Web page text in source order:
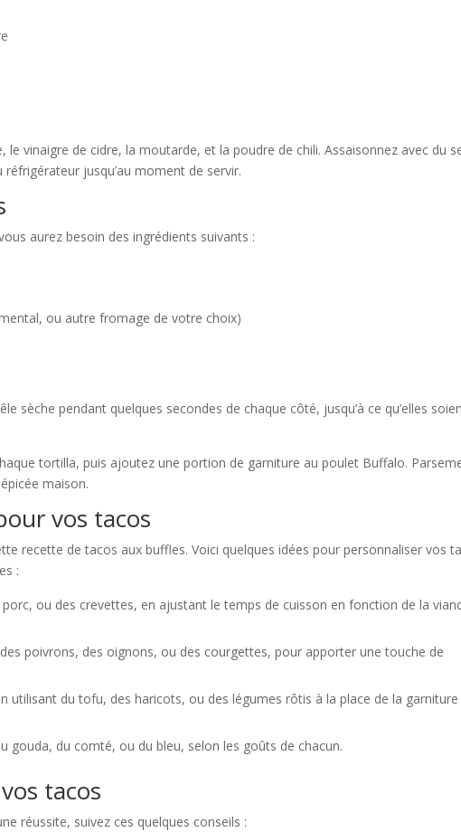
le vinaigre de cidre, la moutarde, et la poudre de chili. Assaisonnez avec du
jusqu’au moment de servir.
aurez besoin des ingrédients suivants :
ou autre fromage de votre choix)
sèche pendant quelques secondes de chaque côté, jusqu’à ce qu’elles
tortilla, puis ajoutez une portion de garniture au poulet Buffalo.
maison.
vos tacos
recette de tacos aux buffles. Voici quelques idées pour personnaliser vos
:
ou des crevettes, en ajustant le temps de cuisson en fonction de la
poivrons, des oignons, ou des courgettes, pour apporter une touche de
utilisant du tofu, des haricots, ou des légumes rôtis à la place de la
gouda, du comté, ou du bleu, selon les goûts de chacun.
tacos
réussite, suivez ces quelques conseils :